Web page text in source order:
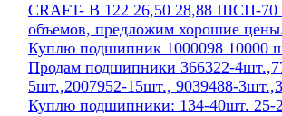
Куплю подшипник 1000098 10000
Продам подшипники 366322-
5шт.,2007952-15шт., 9039488-
Куплю подшипники: 134-40шт.